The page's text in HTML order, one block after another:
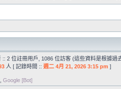
:: 2 位註冊用戶, 1086 位訪客 (這些資料是根據過
人 [ 記錄時間 :: 週二 4月 21, 2026 3:15 pm ]
Google [Bot]